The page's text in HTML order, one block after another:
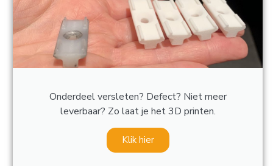
Onderdeel versleten? Defect? Niet meer
leverbaar? Zo laat je het 3D printen.
Klik hier